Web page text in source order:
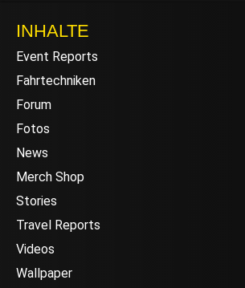
INHALTE
Event Reports
Fahrtechniken
Forum
Fotos
News
Merch Shop
Stories
Travel Reports
Videos
Wallpaper